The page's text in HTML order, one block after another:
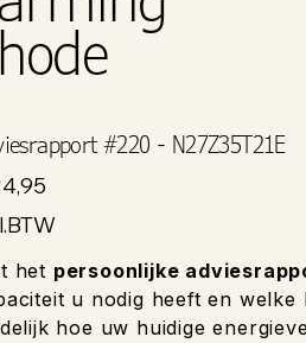
#220 - N27Z35T21E
het persoonlijke
u nodig heeft en
hoe uw huidige